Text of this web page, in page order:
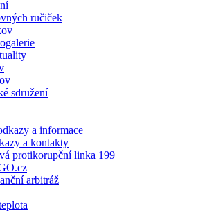
ručiček
sdružení
a informace
a kontakty
protikorupční linka 199
arbitráž